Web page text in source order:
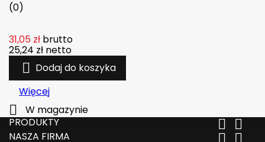
(0)
31,05 zł brutto
25,24 zł netto
 Dodaj do koszyka
Więcej

W magazynie
PRODUKTY
 
NASZA FIRMA  